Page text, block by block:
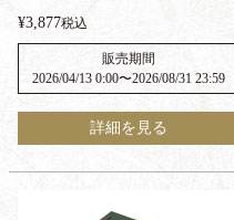
¥3,877税込
販売期間
2026/04/13 0:00〜2026/08/31 23:59
詳細を見る